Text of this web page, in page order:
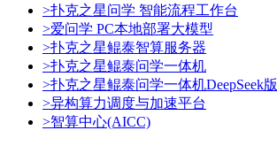
>扑克之星问学 智能流程工作台
>爱问学 PC本地部署大模型
>扑克之星鲲泰智算服务器
>扑克之星鲲泰问学一体机
>扑克之星鲲泰问学一体机DeepSeek版
>异构算力调度与加速平台
>智算中心(AICC)